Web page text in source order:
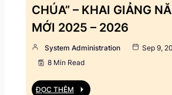
CHÚA” – KHAI GIẢNG
MỚI 2025 – 2026
System Administration
Sep 9,
8 Min Read
ĐỌC THÊM